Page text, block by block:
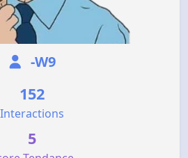
-W9
152
Interactions
5